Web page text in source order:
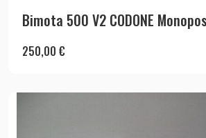
Bimota 500 V2 CODONE
250,00 €